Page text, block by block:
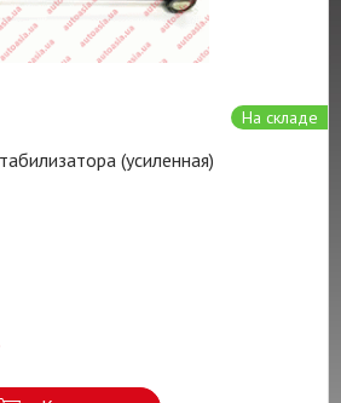
На складе
(усиленная)